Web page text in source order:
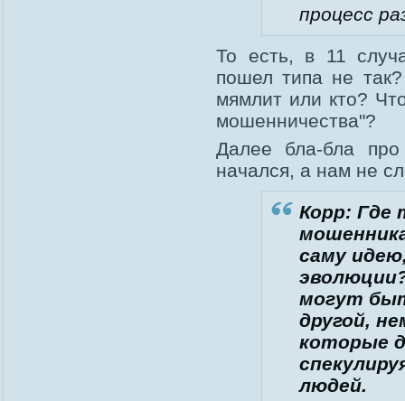
процесс
То есть, в 11
пошел типа не
мямлит или кто?
мошенничества"?
Далее бла-бла
начался, а нам не
Корр: Где
саму
могут
другой,
которые
людей.